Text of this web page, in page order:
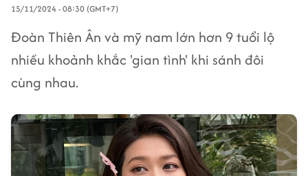
15/11/2024 - 08:30 (GMT+7)
Đoàn Thiên Ân và mỹ nam lớn hơn 9 tuổi lộ
nhiều khoảnh khắc 'gian tình' khi sánh đôi
cùng nhau.